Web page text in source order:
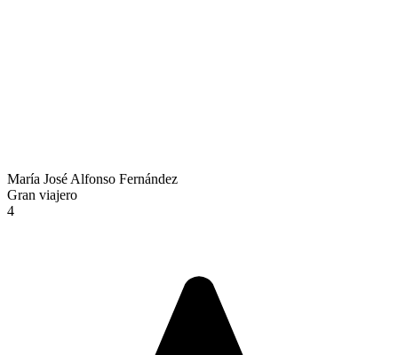
María José Alfonso Fernández
Gran viajero
4